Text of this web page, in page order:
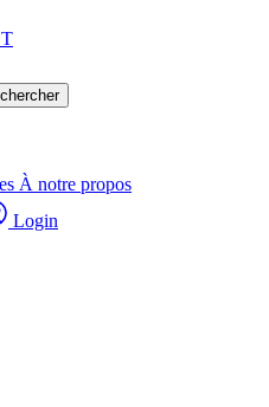
À notre propos
Login